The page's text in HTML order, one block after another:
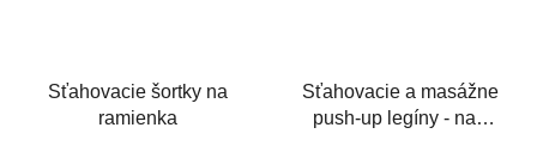
Sťahovacie šortky na
ramienka
Sťahovacie a masážne
push-up legíny - nad